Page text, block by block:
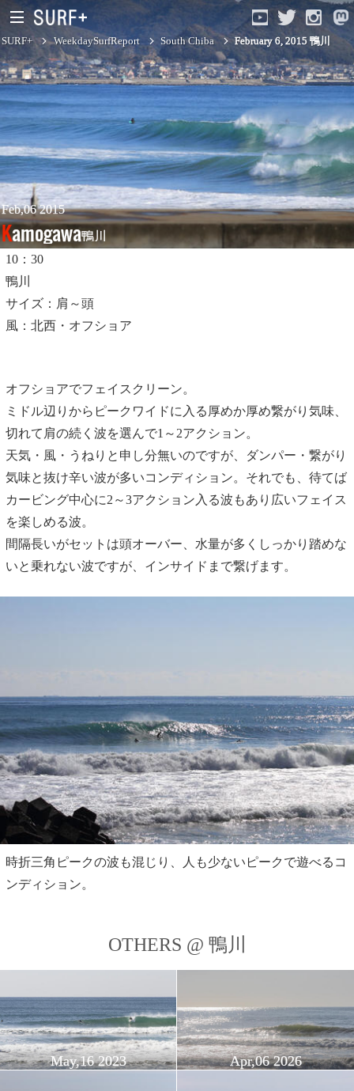
South Ibaraki
North Chiba
South Chiba
Unusually
Video Logs
Monthly Archive
SURF+ WeekdaySurfReport South Chiba February 6, 2015 鴨川
Feb,06 2015
Kamogawa鴨川
10：30
鴨川
サイズ：肩～頭
風：北西・オフショア
オフショアでフェイスクリーン。
ミドル辺りからピークワイドに入る厚めか厚め繋がり気味、
切れて肩の続く波を選んで1～2アクション。
天気・風・うねりと申し分無いのですが、ダンパー・繋がり
気味と抜け辛い波が多いコンディション。それでも、待てば
カービング中心に2～3アクション入る波もあり広いフェイス
を楽しめる波。
間隔長いがセットは頭オーバー、水量が多くしっかり踏めな
いと乗れない波ですが、インサイドまで繋げます。
時折三角ピークの波も混じり、人も少ないピークで遊べるコ
ンディション。
OTHERS @ 鴨川
May,16 2023 Apr,06 2026